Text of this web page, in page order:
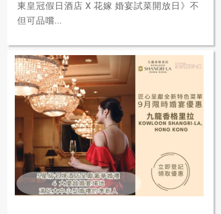
東皇冠假日酒店 X 花嫁 婚宴試菜開放日》不
但可品嚐...